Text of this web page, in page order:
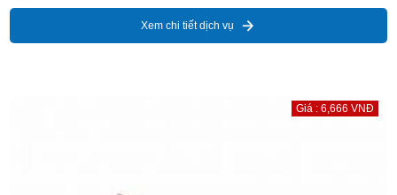
Xem chi tiết dịch vụ
Giá : 6,666 VNĐ